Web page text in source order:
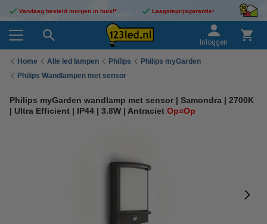
Vandaag besteld morgen in huis!* Laagsteprijsgarantie!
Inloggen
Home Alle led lampen Philips
Philips myGarden
Philips Wandlampen met sensor
Philips myGarden wandlamp met sensor | Samondra | 2700K
| Ultra Efficient | IP44 | 3.8W | Antraciet Op=Op